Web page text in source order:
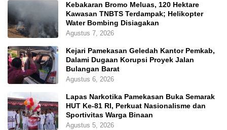
Kebakaran Bromo Meluas, 120 Hektare
Kawasan TNBTS Terdampak; Helikopter
Water Bombing Disiagakan
Agustus 7, 2026
Kejari Pamekasan Geledah Kantor Pemkab,
Dalami Dugaan Korupsi Proyek Jalan
Bulangan Barat
Agustus 6, 2026
Lapas Narkotika Pamekasan Buka Semarak
HUT Ke-81 RI, Perkuat Nasionalisme dan
Sportivitas Warga Binaan
Agustus 5, 2026